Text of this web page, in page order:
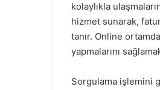
kolaylıkla
hizmet sunarak,
tanır. Online
yapmalarını
Sorgulama işlemini